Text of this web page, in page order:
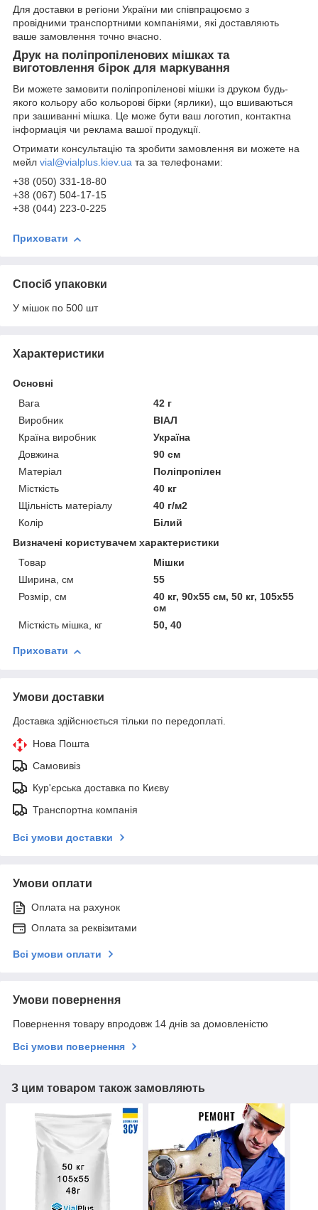
Для доставки в регіони України ми співпрацюємо з
провідними транспортними компаніями, які доставляють
ваше замовлення точно вчасно.
Друк на поліпропіленових мішках та
виготовлення бірок для маркування
Ви можете замовити поліпропіленові мішки із друком будь-
якого кольору або кольорові бірки (ярлики), що вшиваються
при зашиванні мішка. Це може бути ваш логотип, контактна
інформація чи реклама вашої продукції.
Отримати консультацію та зробити замовлення ви можете на
мейл vial@vialplus.kiev.ua та за телефонами:
+38 (050) 331-18-80
+38 (067) 504-17-15
+38 (044) 223-0-225
Приховати
Спосіб упаковки
У мішок по 500 шт
Характеристики
Основні
Вага
42 г
Виробник
ВІАЛ
Країна виробник
Україна
Довжина
90 см
Матеріал
Поліпропілен
Місткість
40 кг
Щільність матеріалу
40 г/м2
Колір
Білий
Визначені користувачем характеристики
Товар
Мішки
Ширина, см
55
Розмір, см
40 кг, 90х55 см, 50 кг, 105х55
см
Місткість мішка, кг
50, 40
Приховати
Умови доставки
Доставка здійснюється тільки по передоплаті.
Нова Пошта
Самовивіз
Кур'єрська доставка по Києву
Транспортна компанія
Всі умови доставки
Умови оплати
Оплата на рахунок
Оплата за реквізитами
Всі умови оплати
Умови повернення
Повернення товару впродовж 14 днів за домовленістю
Всі умови повернення
З цим товаром також замовляють